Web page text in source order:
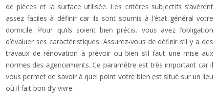
de pièces et la surface utilisée. Les critères subjectifs s’avèrent
assez faciles à définir car ils sont soumis à l’état général votre
domicile. Pour qu’ils soient bien précis, vous avez l’obligation
d’évaluer ses caractéristiques. Assurez-vous de définir s’il y a des
travaux de rénovation à prévoir ou bien s’il faut une mise aux
normes des agencements. Ce paramètre est très important car il
vous permet de savoir à quel point votre bien est situé sur un lieu
où il fait bon d’y vivre.